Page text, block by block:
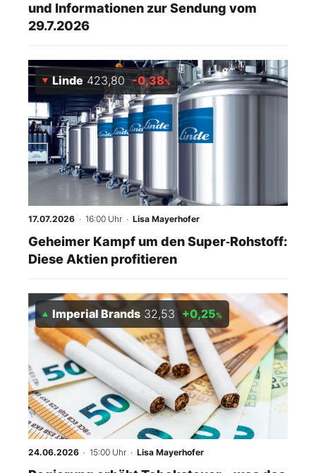
und Informationen zur Sendung vom
29.7.2026
Linde 423,80 -0,38%
17.07.2026 · 16:00 Uhr · Lisa Mayerhofer
Geheimer Kampf um den Super‑Rohstoff:
Diese Aktien profitieren
Imperial Brands 32,53 +0,25%
24.06.2026 · 15:00 Uhr · Lisa Mayerhofer